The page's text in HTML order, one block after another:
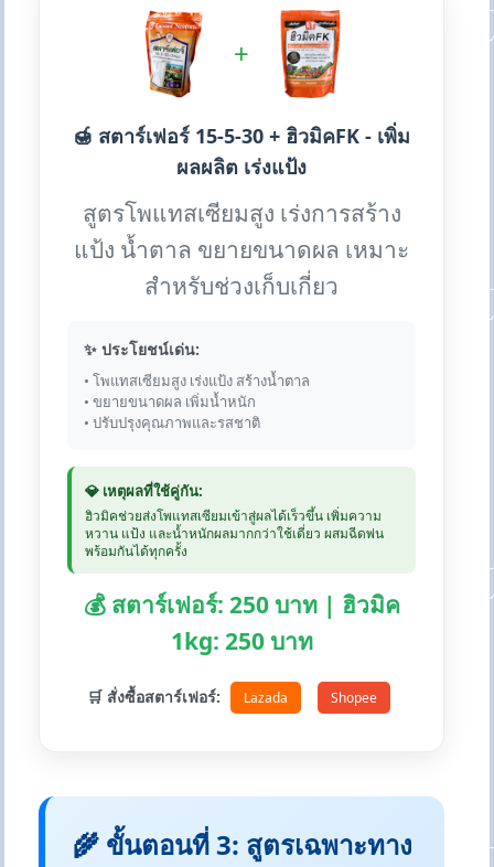
+
🍯 สตาร์เฟอร์ 15-5-30 + ฮิวมิคFK - เพิ่ม
ผลผลิต เร่งแป้ง
สูตรโพแทสเซียมสูง เร่งการสร้าง
แป้ง น้ำตาล ขยายขนาดผล เหมาะ
สำหรับช่วงเก็บเกี่ยว
✨ ประโยชน์เด่น:
• โพแทสเซียมสูง เร่งแป้ง สร้างน้ำตาล
• ขยายขนาดผล เพิ่มน้ำหนัก
• ปรับปรุงคุณภาพและรสชาติ
💎 เหตุผลที่ใช้คู่กัน:
ฮิวมิคช่วยส่งโพแทสเซียมเข้าสู่ผลได้เร็วขึ้น เพิ่มความ
หวาน แป้ง และน้ำหนักผลมากกว่าใช้เดี่ยว ผสมฉีดพ่น
พร้อมกันได้ทุกครั้ง
💰 สตาร์เฟอร์: 250 บาท | ฮิวมิค
1kg: 250 บาท
🛒 สั่งซื้อสตาร์เฟอร์: Lazada Shopee
🌾 ขั้นตอนที่ 3: สูตรเฉพาะทาง